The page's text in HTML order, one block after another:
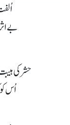
بے
حشر کی
اُس